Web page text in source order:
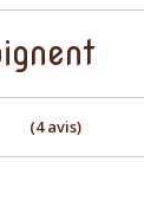
(4 avis)